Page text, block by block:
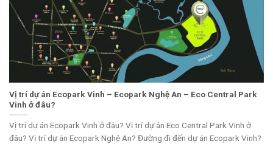
Vị trí dự án Ecopark Vinh – Ecopark Nghệ An – Eco Central Park
Vinh ở đâu?
Vị trí dự án Ecopark Vinh ở đâu? Vị trí dự án Eco Central Park Vinh ở
đâu? Vị trí dự án Ecopark Nghệ An? Đường đi đến dự án Ecopark Vinh?